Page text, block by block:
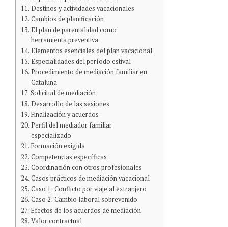
Destinos y actividades vacacionales
Cambios de planificación
El plan de parentalidad como
herramienta preventiva
Elementos esenciales del plan vacacional
Especialidades del período estival
Procedimiento de mediación familiar en
Cataluña
Solicitud de mediación
Desarrollo de las sesiones
Finalización y acuerdos
Perfil del mediador familiar
especializado
Formación exigida
Competencias específicas
Coordinación con otros profesionales
Casos prácticos de mediación vacacional
Caso 1: Conflicto por viaje al extranjero
Caso 2: Cambio laboral sobrevenido
Efectos de los acuerdos de mediación
Valor contractual